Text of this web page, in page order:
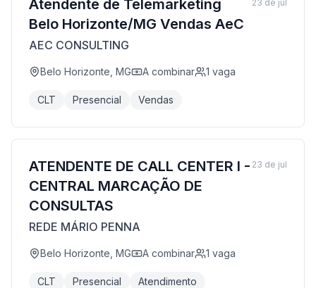
Atendente de Telemarketing
Belo Horizonte/MG Vendas AeC
AEC CONSULTING
Belo Horizonte, MG A combinar 1 vaga
CLT Presencial Vendas
23 de jul
ATENDENTE DE CALL CENTER I -
CENTRAL MARCAÇÃO DE
CONSULTAS
REDE MÁRIO PENNA
Belo Horizonte, MG A combinar 1 vaga
CLT Presencial Atendimento
23 de jul